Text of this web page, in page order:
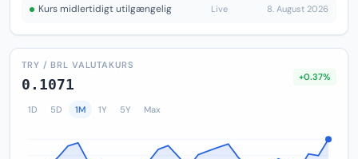
Kurs midlertidigt utilgængelig Live 8. August 2026
TRY / BRL VALUTAKURS
0.1071 +0.37%
1D 5D 1M 1Y 5Y Max